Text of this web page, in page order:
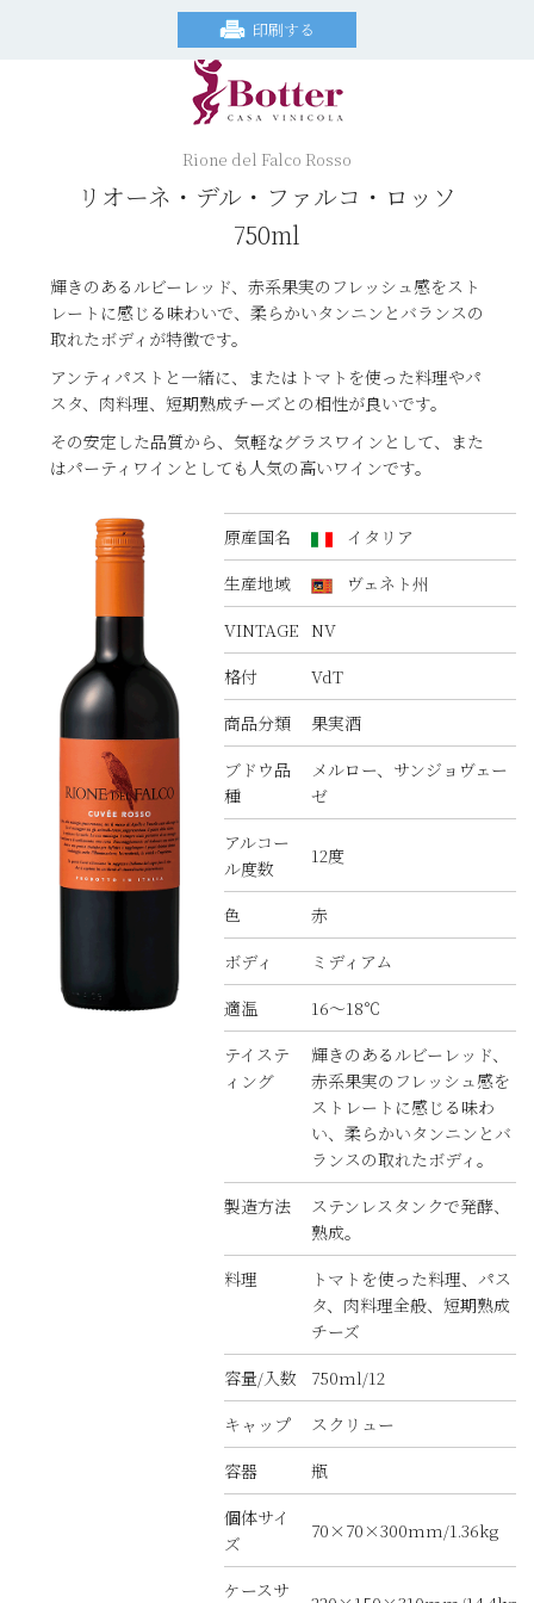
印刷する
Rione del Falco Rosso
リオーネ・デル・ファルコ・ロッソ
750ml
輝きのあるルビーレッド、赤系果実のフレッシュ感をスト
レートに感じる味わいで、柔らかいタンニンとバランスの
取れたボディが特徴です。
アンティパストと一緒に、またはトマトを使った料理やパ
スタ、肉料理、短期熟成チーズとの相性が良いです。
その安定した品質から、気軽なグラスワインとして、また
はパーティワインとしても人気の高いワインです。
原産国名
イタリア
生産地域
ヴェネト州
VINTAGE NV
格付
VdT
商品分類
果実酒
ブドウ品
種
メルロー、サンジョヴェー
ゼ
アルコー
ル度数
12度
色
赤
ボディ
ミディアム
適温
16～18℃
テイステ
ィング
輝きのあるルビーレッド、
赤系果実のフレッシュ感を
ストレートに感じる味わ
い、柔らかいタンニンとバ
ランスの取れたボディ。
製造方法
ステンレスタンクで発酵、
熟成。
料理
トマトを使った料理、パス
タ、肉料理全般、短期熟成
チーズ
容量/入数
750ml/12
キャップ
スクリュー
容器
瓶
個体サイ
ズ
70×70×300mm/1.36kg
ケースサ